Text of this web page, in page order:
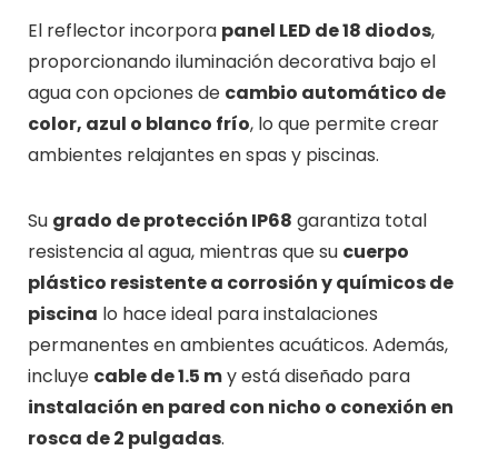
El reflector incorpora panel LED de 18 diodos,
proporcionando iluminación decorativa bajo el
agua con opciones de cambio automático de
color, azul o blanco frío, lo que permite crear
ambientes relajantes en spas y piscinas.
Su grado de protección IP68 garantiza total
resistencia al agua, mientras que su cuerpo
plástico resistente a corrosión y químicos de
piscina lo hace ideal para instalaciones
permanentes en ambientes acuáticos. Además,
incluye cable de 1.5 my está diseñado para
instalación en pared con nicho o conexión en
rosca de 2 pulgadas.